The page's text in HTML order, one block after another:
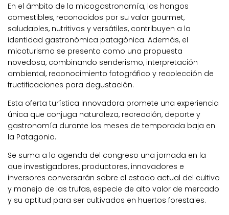
En el ámbito de la micogastronomía, los hongos
comestibles, reconocidos por su valor gourmet,
saludables, nutritivos y versátiles, contribuyen a la
identidad gastronómica patagónica. Además, el
micoturismo se presenta como una propuesta
novedosa, combinando senderismo, interpretación
ambiental, reconocimiento fotográfico y recolección de
fructificaciones para degustación.
Esta oferta turística innovadora promete una experiencia
única que conjuga naturaleza, recreación, deporte y
gastronomía durante los meses de temporada baja en
la Patagonia.
Se suma a la agenda del congreso una jornada en la
que investigadores, productores, innovadores e
inversores conversarán sobre el estado actual del cultivo
y manejo de las trufas, especie de alto valor de mercado
y su aptitud para ser cultivados en huertos forestales.